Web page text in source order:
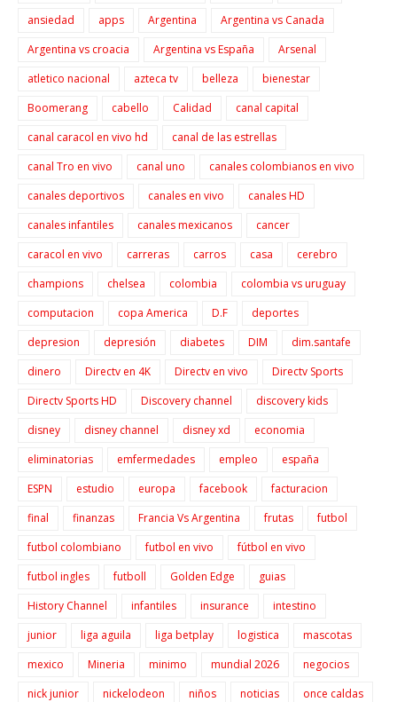
ansiedad apps Argentina
Argentina vs Canada
Argentina vs croacia
Argentina vs España
Arsenal
atletico nacional
azteca tv belleza
bienestar
Boomerang
cabello Calidad
canal capital
canal caracol en vivo hd
canal de las estrellas
canal Tro en vivo
canal uno
canales colombianos en vivo
canales deportivos
canales en vivo
canales HD
canales infantiles
canales mexicanos
cancer
caracol en vivo
carreras carros casa
cerebro
champions
chelsea colombia
colombia vs uruguay
computacion
copa America D.F
deportes
depresion
depresión diabetes DIM
dim.santafe
dinero
Directv en 4K Directv en vivo
Directv Sports
Directv Sports HD
Discovery channel
discovery kids
disney
disney channel disney xd
economia
eliminatorias
emfermedades empleo
españa
ESPN
estudio europa facebook
facturacion
final
finanzas Francia Vs Argentina frutas
futbol
futbol colombiano
futbol en vivo
fútbol en vivo
futbol ingles
futboll Golden Edge
guias
History Channel
infantiles insurance
intestino
junior
liga aguila liga betplay logistica
mascotas
mexico
Mineria minimo mundial 2026
negocios
nick junior
nickelodeon niños noticias
once caldas